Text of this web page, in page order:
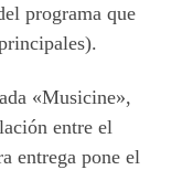
programa que
«Musicine»,
entre el
entrega pone el